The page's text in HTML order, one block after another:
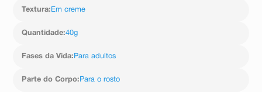
Textura: Em creme
Quantidade:40g
Fases da Vida: Para adultos
Parte do Corpo: Para o rosto